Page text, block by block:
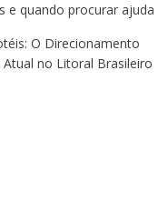
e quando procurar ajuda
O Direcionamento
no Litoral Brasileiro